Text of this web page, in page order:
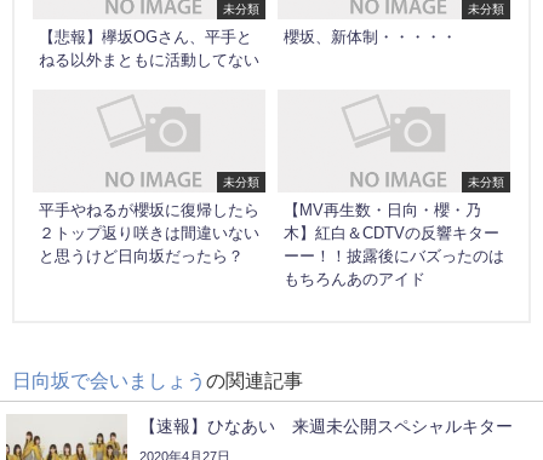
未分類
【悲報】欅坂OGさん、平手と
ねる以外まともに活動してない
未分類
櫻坂、新体制・・・・・
未分類
平手やねるが櫻坂に復帰したら
２トップ返り咲きは間違いない
と思うけど日向坂だったら？
未分類
【MV再生数・日向・櫻・乃
木】紅白＆CDTVの反響キター
ーー！！披露後にバズったのは
もちろんあのアイド
日向坂で会いましょう の関連記事
【速報】ひなあい 来週未公開スペシャルキター
2020年4月27日